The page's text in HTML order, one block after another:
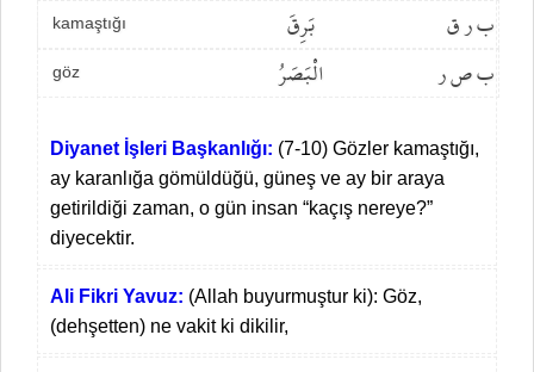
kamaştığı ب ر ق بَرِقَ
göz ب ص ر الْبَصَرُ
Diyanet İşleri Başkanlığı: (7-10) Gözler kamaştığı,
ay karanlığa gömüldüğü, güneş ve ay bir araya
getirildiği zaman, o gün insan “kaçış nereye?”
diyecektir.
Ali Fikri Yavuz: (Allah buyurmuştur ki): Göz,
(dehşetten) ne vakit ki dikilir,